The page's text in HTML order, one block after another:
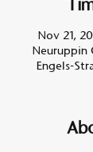
Nov 21,
Neuruppin
Engels-